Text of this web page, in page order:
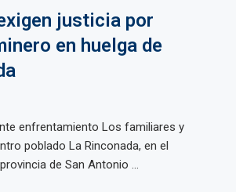
justicia por
en huelga de
enfrentamiento Los familiares y
poblado La Rinconada, en el
de San Antonio ...